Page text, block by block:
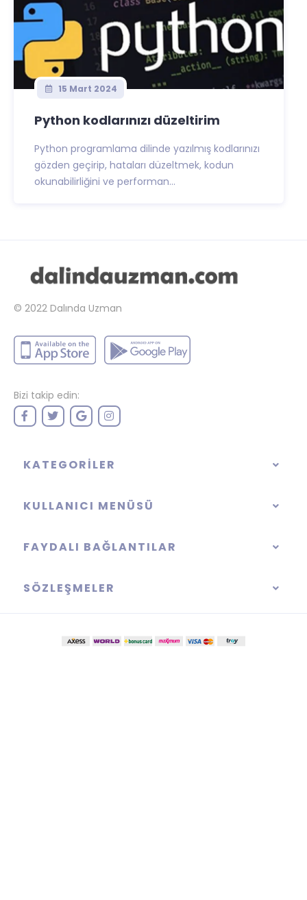
15 Mart 2024
Python kodlarınızı düzeltirim
Python programlama dilinde yazılmış kodlarınızı
gözden geçirip, hataları düzeltmek, kodun
okunabilirliğini ve performan...
© 2022 Dalında Uzman
Bizi takip edin:
KATEGORILER
KULLANICI MENÜSÜ
FAYDALI BAĞLANTILAR
SÖZLEŞMELER